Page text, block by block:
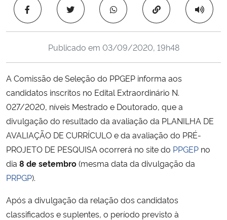
Ministério da Ciência, Tecnologia, Inovações e Comunicações
Ministério do Desenvolvimento Regional
Controladoria-Geral da União
Ministério da Mulher, da Família e dos Direitos Humanos
Secretaria-Geral
Secretaria de Governo
Copiar para área
Publicado em 03/09/2020, 19h48
A Comissão de Seleção do PPGEP informa aos
candidatos inscritos no Edital Extraordinário N.
027/2020, níveis Mestrado e Doutorado, que a
divulgação do resultado da avaliação da PLANILHA DE
AVALIAÇÃO DE CURRÍCULO e da avaliação do PRÉ-
PROJETO DE PESQUISA ocorrerá no site do PPGEP no
dia 8 de setembro(mesma data da divulgação da
PRPGP).
Após a divulgação da relação dos candidatos
classificados e suplentes, o período previsto à